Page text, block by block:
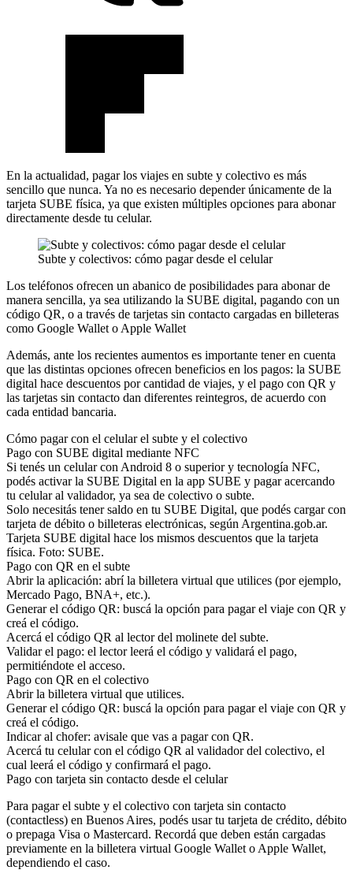
En la actualidad, pagar los viajes en subte y colectivo es más
sencillo que nunca. Ya no es necesario depender únicamente de la
tarjeta SUBE física, ya que existen múltiples opciones para abonar
directamente desde tu celular.
Subte y colectivos: cómo pagar desde el celular
Los teléfonos ofrecen un abanico de posibilidades para abonar de
manera sencilla, ya sea utilizando la SUBE digital, pagando con un
código QR, o a través de tarjetas sin contacto cargadas en billeteras
como Google Wallet o Apple Wallet
Además, ante los recientes aumentos es importante tener en cuenta
que las distintas opciones ofrecen beneficios en los pagos: la SUBE
digital hace descuentos por cantidad de viajes, y el pago con QR y
las tarjetas sin contacto dan diferentes reintegros, de acuerdo con
cada entidad bancaria.
Cómo pagar con el celular el subte y el colectivo
Pago con SUBE digital mediante NFC
Si tenés un celular con Android 8 o superior y tecnología NFC,
podés activar la SUBE Digital en la app SUBE y pagar acercando
tu celular al validador, ya sea de colectivo o subte.
Solo necesitás tener saldo en tu SUBE Digital, que podés cargar con
tarjeta de débito o billeteras electrónicas, según Argentina.gob.ar.
Tarjeta SUBE digital hace los mismos descuentos que la tarjeta
física. Foto: SUBE.
Pago con QR en el subte
Abrir la aplicación: abrí la billetera virtual que utilices (por ejemplo,
Mercado Pago, BNA+, etc.).
Generar el código QR: buscá la opción para pagar el viaje con QR y
creá el código.
Acercá el código QR al lector del molinete del subte.
Validar el pago: el lector leerá el código y validará el pago,
permitiéndote el acceso.
Pago con QR en el colectivo
Abrir la billetera virtual que utilices.
Generar el código QR: buscá la opción para pagar el viaje con QR y
creá el código.
Indicar al chofer: avisale que vas a pagar con QR.
Acercá tu celular con el código QR al validador del colectivo, el
cual leerá el código y confirmará el pago.
Pago con tarjeta sin contacto desde el celular
Para pagar el subte y el colectivo con tarjeta sin contacto
(contactless) en Buenos Aires, podés usar tu tarjeta de crédito, débito
o prepaga Visa o Mastercard. Recordá que deben están cargadas
previamente en la billetera virtual Google Wallet o Apple Wallet,
dependiendo el caso.